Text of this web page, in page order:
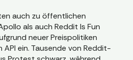
auch zu öffentlichen
als auch Reddit Is Fun
neuer Preispolitiken
ein. Tausende von Reddit-